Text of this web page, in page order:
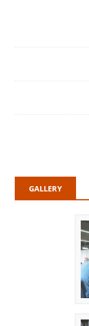
GALLERY